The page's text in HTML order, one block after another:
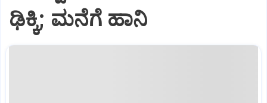
ಢಿಕ್ಕಿ; ಮನೆಗೆ ಹಾನಿ